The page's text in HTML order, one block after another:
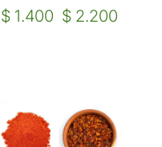
$ 1.400 $ 2.200